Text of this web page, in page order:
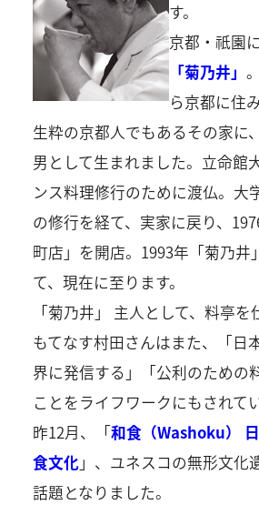
す。
京都・祇園
「菊乃井」
ら京都に住
生粋の京都人でもあるその家に
男として生まれました。立命館
ンス料理修行のために渡仏。大
の修行を経て、実家に戻り、
町店」を開店。1993年「菊乃井
て、現在に至ります。
「菊乃井」 主人として、料亭
もてなす村田さんはまた、「日
界に発信する」「公利のための
ことをライフワークにもされてい
昨12月、「和食（Washoku）
食文化」、ユネスコの無形文化
話題となりました。